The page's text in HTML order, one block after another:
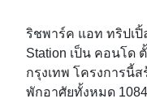
ริชพาร์ค แอท ทริปเปิ้
Station เป็น คอนโด
กรุงเทพ โครงการนี้
พักอาศัยทั้งหมด